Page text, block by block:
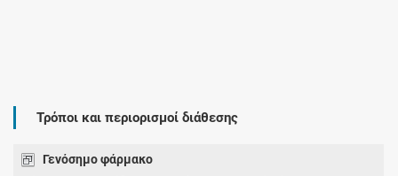
Τρόποι και περιορισμοί διάθεσης
Γενόσημο φάρμακο